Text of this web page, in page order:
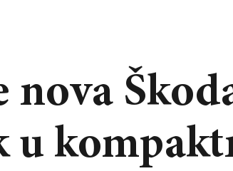
nova
u